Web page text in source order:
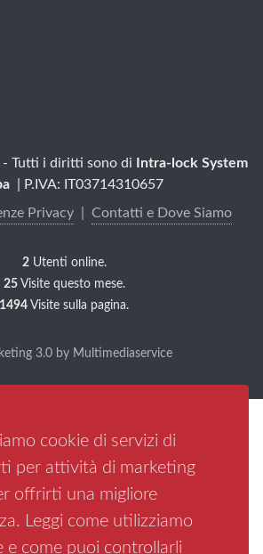
cookie di servizi di
per attività di marketing
offrirti una migliore
Leggi come utilizziamo
e come puoi controllarli
- Tutti i diritti sono di
Intra-lock System
| P.IVA: IT03714310657
Privacy Contatti e Dove Siamo
2Utenti online.
25Visite questo mese.
1494 Visite sulla pagina.
3.0 by Multimediaservice